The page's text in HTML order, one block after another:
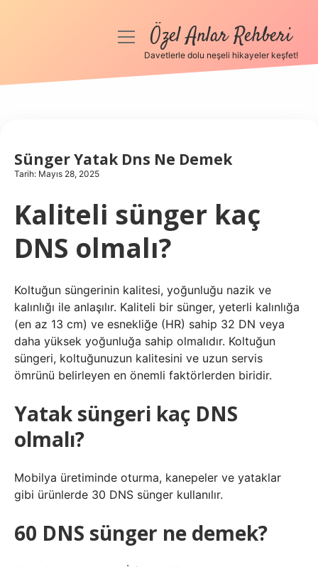
Anasayfa
Hakkımızda
menüyüÖzel Anlar Rehberi
Davetlerle dolu neşeli hikayeler keşfet!
Sünger Yatak Dns Ne Demek
Tarih: Mayıs 28, 2025
Kaliteli sünger kaç
DNS olmalı?
Koltuğun süngerinin kalitesi, yoğunluğu nazik ve
kalınlığı ile anlaşılır. Kaliteli bir sünger, yeterli kalınlığa
(en az 13 cm) ve esnekliğe (HR) sahip 32 DN veya
daha yüksek yoğunluğa sahip olmalıdır. Koltuğun
süngeri, koltuğunuzun kalitesini ve uzun servis
ömrünü belirleyen en önemli faktörlerden biridir.
Yatak süngeri kaç DNS
olmalı?
Mobilya üretiminde oturma, kanepeler ve yataklar
gibi ürünlerde 30 DNS sünger kullanılır.
60 DNS sünger ne demek?